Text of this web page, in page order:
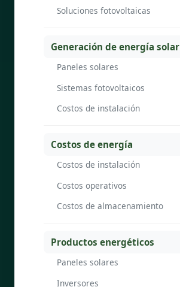
Soluciones fotovoltaicas
Generación de energía solar
Paneles solares
Sistemas fotovoltaicos
Costos de instalación
Costos de energía
Costos de instalación
Costos operativos
Costos de almacenamiento
Productos energéticos
Paneles solares
Inversores